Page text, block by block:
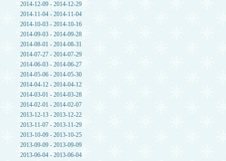
2014-12-09 - 2014-12-29
2014-11-04 - 2014-11-04
2014-10-03 - 2014-10-16
2014-09-03 - 2014-09-28
2014-08-01 - 2014-08-31
2014-07-27 - 2014-07-29
2014-06-03 - 2014-06-27
2014-05-06 - 2014-05-30
2014-04-12 - 2014-04-12
2014-03-01 - 2014-03-28
2014-02-01 - 2014-02-07
2013-12-13 - 2013-12-22
2013-11-07 - 2013-11-29
2013-10-09 - 2013-10-25
2013-09-09 - 2013-09-09
2013-06-04 - 2013-06-04